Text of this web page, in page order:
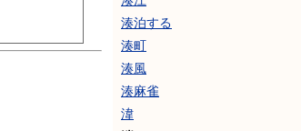
湊泊する
湊町
湊風
湊麻雀
湋